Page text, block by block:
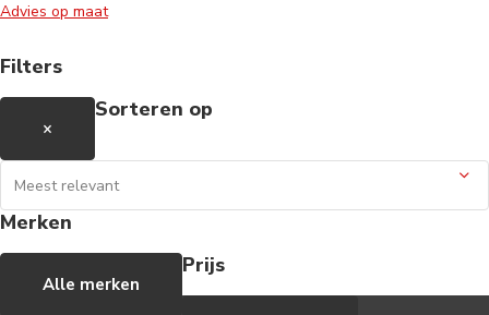
Advies op maat
Filters
×
Sorteren op
Merken
Alle merken
Prijs